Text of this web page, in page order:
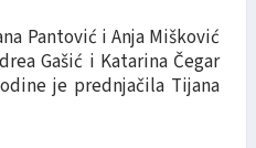
Pantović i Anja Mišković
Gašić i Katarina Čegar
je prednjačila Tijana